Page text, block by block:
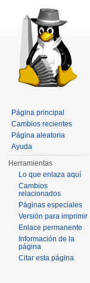
Página principal
Cambios recientes
Página aleatoria
Ayuda
Herramientas
Lo que enlaza aquí
Cambios
relacionados
Páginas especiales
Versión para imprimir
Enlace permanente
Información de la
página
Citar esta página